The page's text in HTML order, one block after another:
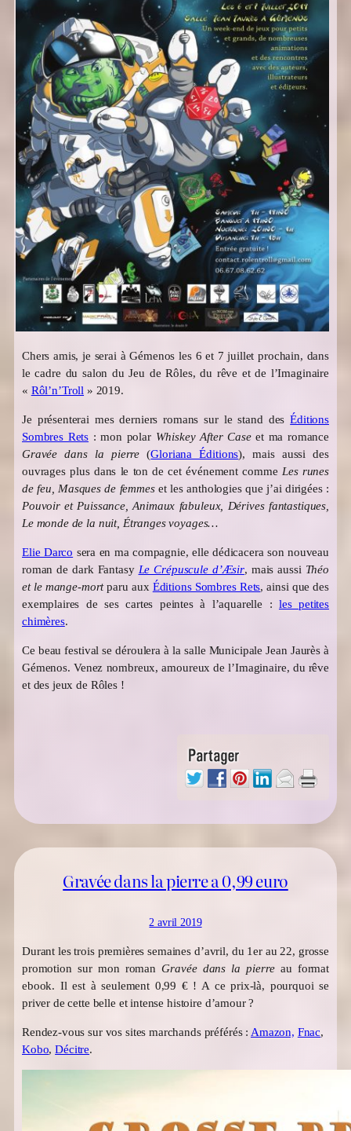
Chers amis, je serai à Gémenos les 6 et 7 juillet prochain, dans
le cadre du salon du Jeu de Rôles, du rêve et de l’Imaginaire
« Rôl’n’Troll » 2019.
Je présenterai mes derniers romans sur le stand desÉditions
Sombres Rets : mon polar Whiskey After Caseet ma romance
Gravée dans la pierre (Gloriana Éditions), mais aussi des
ouvrages plus dans le ton de cet événement comme Les runes
de feu, Masques de femmeset les anthologies que j’ai dirigées :
Pouvoir et Puissance, Animaux fabuleux, Dérives fantastiques,
Le monde de la nuit, Étranges voyages…
Elie Darco sera en ma compagnie, elle dédicacera son nouveau
roman de dark Fantasy Le Crépuscule d’Æsir, mais aussi Théo
et le mange-mortparu aux Éditions Sombres Rets, ainsi que des
exemplaires de ses cartes peintes à l’aquarelle : les petites
chimères.
Ce beau festival se déroulera à la salle Municipale Jean Jaurès à
Gémenos. Venez nombreux, amoureux de l’Imaginaire, du rêve
et des jeux de Rôles !
Gravée dans la pierre a 0,99 euro
2 avril 2019
Durant les trois premières semaines d’avril, du 1er au 22, grosse
promotion sur mon romanGravée dans la pierreau format
ebook. Il est à seulement 0,99 € ! A ce prix-là, pourquoi se
priver de cette belle et intense histoire d’amour ?
Rendez-vous sur vos sites marchands préférés : Amazon, Fnac,
Kobo,Décitre.